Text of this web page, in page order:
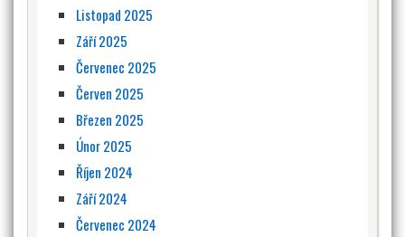
Listopad 2025
Září 2025
Červenec 2025
Červen 2025
Březen 2025
Únor 2025
Říjen 2024
Září 2024
Červenec 2024